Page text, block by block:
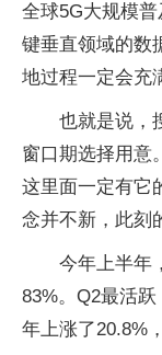
全球5G大规模
键垂直领域的数
地过程一定会充
也就是说，
窗口期选择用意
这里面一定有它
念并不新，此刻
今年上半年
83%。Q2最活
年上涨了20.8%